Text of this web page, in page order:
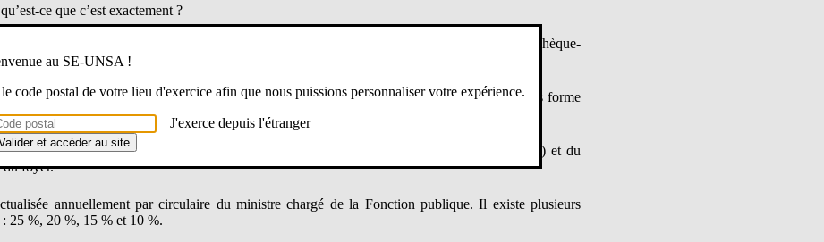
ce que c’est exactement ?
en 1983 en partenariat avec l’ANCV
, destinée à l’aide aux loisirs et aux vacances. Le chèque-
paiement qui permet de financer un large éventail d’activités culturelles et de loisirs.
: une participation de l’agent qui constitue son épargne et une participation de l’État, sous forme
épargne.
à chaque agent est déterminé en fonction de son revenu fiscal de référence (RFR) et du
du foyer.
annuellement par circulaire du ministre chargé de la Fonction publique. Il existe plusieurs
25 %, 20 %, 15 % et 10 %.
au SE-UNSA !
code postal de votre lieu d'exercice afin que nous puissions personnaliser votre expérience.
J'exerce depuis l'étranger
et accéder au site